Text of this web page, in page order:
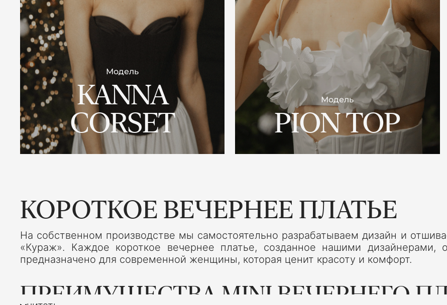
Модель
KANNA
CORSET
Модель
PION TOP
КОРОТКОЕ ВЕЧЕРНЕЕ ПЛАТЬЕ
На собственном производстве мы самостоятельно разрабатываем дизайн и
«Кураж». Каждое короткое вечернее платье, созданное нашими
предназначено для современной женщины, которая ценит красоту и комфорт.
ПРЕИМУЩЕСТВА MINI ВЕЧЕРНЕГО